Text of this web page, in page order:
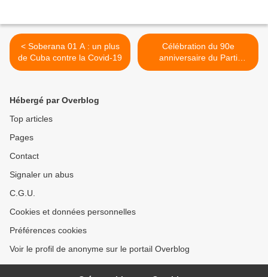
< Soberana 01 A : un plus
de Cuba contre la Covid-19
Célébration du 90e
anniversaire du Parti
communiste du Venezuela
Hébergé par Overblog
Top articles
Pages
Contact
Signaler un abus
C.G.U.
Cookies et données personnelles
Préférences cookies
Voir le profil de anonyme sur le portail Overblog